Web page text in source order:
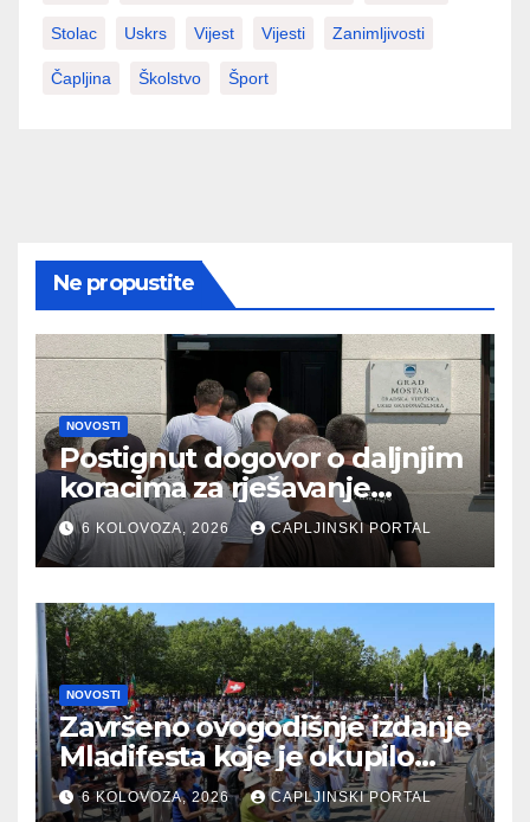
Stolac Uskrs Vijest Vijesti Zanimljivosti
Čapljina Školstvo Šport
Ne propustite
NOVOSTI
Postignut dogovor o daljnjim
koracima za rješavanje
statusa otpuštenih radnika
Komunalnog
6 KOLOVOZA, 2026 CAPLJINSKI PORTAL
NOVOSTI
Završeno ovogodišnje izdanje
Mladifesta koje je okupilo
mlade iz 73 zemlje svijeta
6 KOLOVOZA, 2026 CAPLJINSKI PORTAL